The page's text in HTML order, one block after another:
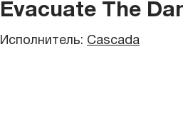
Evacuate The
Исполнитель: Cascada